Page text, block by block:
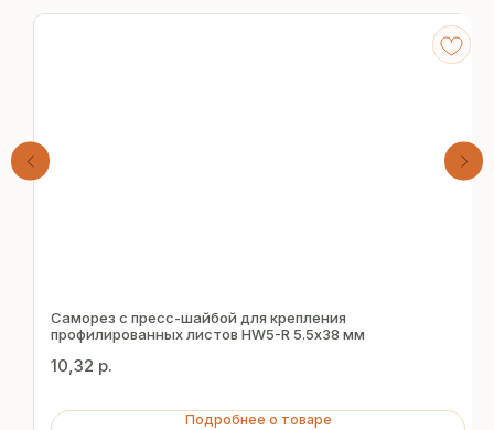
Саморез с пресс-шайбой для крепления
профилированных листов HW5-R 5.5х38 мм
10,32 р.
Подробнее о товаре
бесплатный расчёт
за 15 минут
Отправьте заявку — и получите